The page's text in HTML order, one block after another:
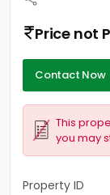
Price not
Contact Now
This
you may
Property ID